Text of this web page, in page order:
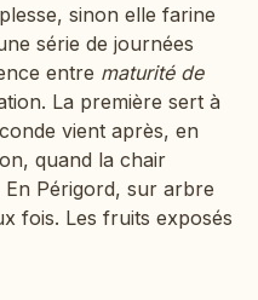
sinon elle farine
série de journées
entre maturité de
La première sert à
vient après, en
quand la chair
En Périgord, sur arbre
fois. Les fruits exposés